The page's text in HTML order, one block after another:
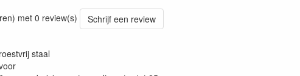
met 0 review(s)
Schrijf een review
roestvrij staal